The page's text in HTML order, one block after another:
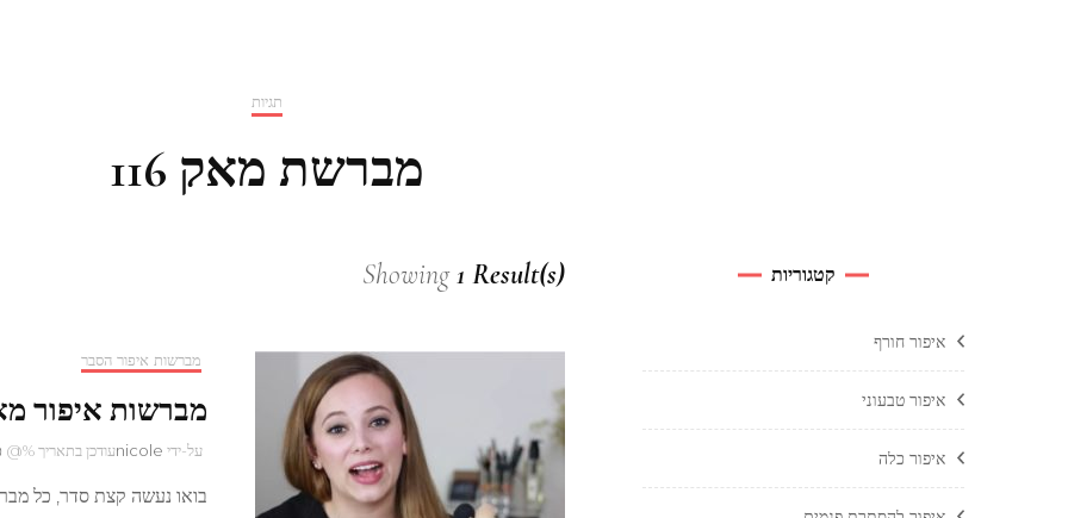
תגיות
מברשת מאק 116
Showing1 Result(s)
מברשות איפור הסבר
מברשות איפור
על-ידי nicoleעודכן בתאריך %@
בואו נעשה קצת סדר, כל
קטגוריות
איפור חורף
איפור טבעוני
איפור כלה